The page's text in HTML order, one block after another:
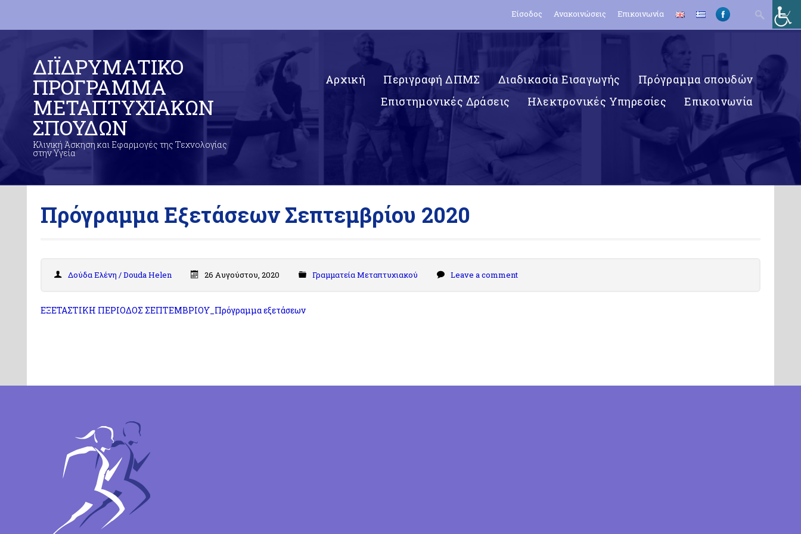
Είσοδος Ανακοινώσεις Επικοινωνία Search
for:
ΔΙΪΔΡΥΜΑΤΙΚΟ
ΠΡΟΓΡΑΜΜΑ
ΜΕΤΑΠΤΥΧΙΑΚΩΝ
ΣΠΟΥΔΩΝ
Κλινική Άσκηση και Εφαρμογές της Τεχνολογίας
στην Υγεία
Αρχική Περιγραφή ΔΠΜΣ Διαδικασία Εισαγωγής
Πρόγραμμα σπουδών
Επιστημονικές Δράσεις
Ηλεκτρονικές Υπηρεσίες Επικοινωνία
Πρόγραμμα Εξετάσεων Σεπτεμβρίου 2020
Δούδα Ελένη / Douda Helen 26 Αυγούστου, 2020 Γραμματεία Μεταπτυχιακού Leave a comment
ΕΞΕΤΑΣΤΙΚΗ ΠΕΡΙΟΔΟΣ ΣΕΠΤΕΜΒΡΙΟΥ_Πρόγραμμα εξετάσεων